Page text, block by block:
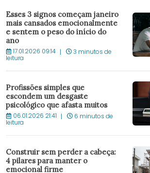
Esses 3 signos começam janeiro
mais cansados emocionalmente
e sentem o peso do início do
ano
17.01.2026 09:14 3 minutos de
leitura
Profissões simples que
escondem um desgaste
psicológico que afasta muitos
06.01.2026 21:41 6 minutos de
leitura
Construir sem perder a cabeça:
4 pilares para manter o
emocional firme